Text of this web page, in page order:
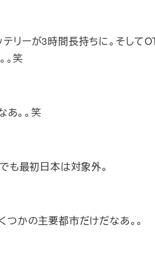
リーが3時間長持ちに。そして
。笑
。。笑
も最初日本は対象外。
かの主要都市だけだなあ。。